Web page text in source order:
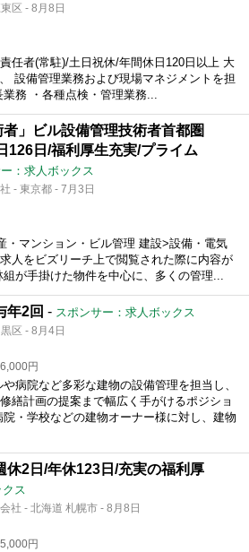
区 - 8月8日
任者(常駐)/土日祝休/年間休日120日以上 大
設備管理業務および現場マネジメントを担
務 ・各種点検・管理業務...
者」ビル設備管理技術者首都圏
126日/福利厚生充実/プライム
：求人ボックス
- 東京都 - 7月3日
・マンション・ビル管理 建設>設備・電気
人をビズリーチ上で閲覧された際に内容が
が手掛けた物件を中心に、多くの管理...
年2回 - スポンサー：求人ボックス
区 - 8月4日
円
病院など多彩な建物の設備管理を担当し、
繕計画の提案まで幅広く手がけるポジショ
・学校などの建物オーナー様に対し、建物
休2日/年休123日/充実の福利厚
ス
社 - 北海道 札幌市 - 8月8日
円